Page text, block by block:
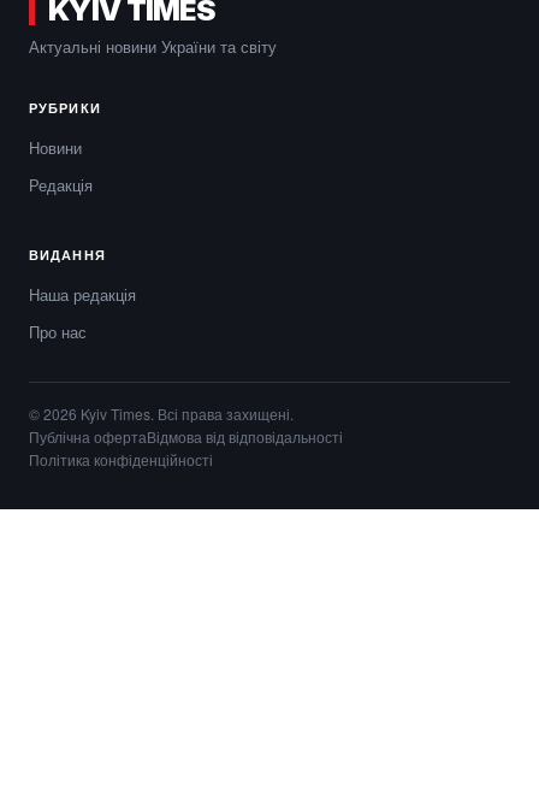
KYIV TIMES
Актуальні новини України та світу
РУБРИКИ
Новини
Редакція
ВИДАННЯ
Наша редакція
Про нас
© 2026 Kyiv Times. Всі права захищені.
Публічна офертаВідмова від відповідальності
Політика конфіденційності